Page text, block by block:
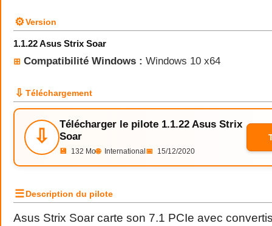
⚙Version
1.1.22 Asus Strix Soar
⊞ Compatibilité Windows : Windows 10 x64
⇩ Téléchargement
⇩
Télécharger le pilote 1.1.22 Asus Strix
Soar
💾 132 Mo🌐 International 📅 15/12/2020
☰Description du pilote
Asus Strix Soar carte son 7.1 PCIe avec